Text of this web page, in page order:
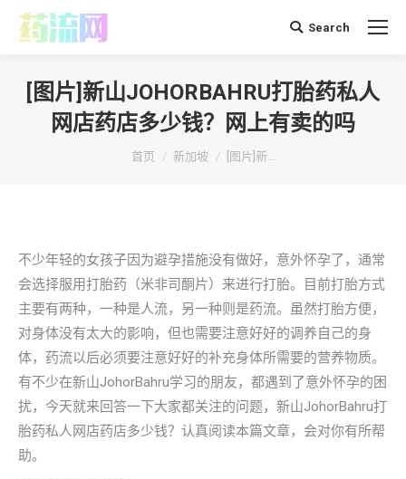
搜 Search
[图片]新山JOHORBAHRU打胎药私人
网店药店多少钱？网上有卖的吗
你在这里：
首页 新加坡 [图片]新…
不少年轻的女孩子因为避孕措施没有做好，意外怀孕了，通常
会选择服用打胎药（米非司酮片）来进行打胎。目前打胎方式
主要有两种，一种是人流，另一种则是药流。虽然打胎方便，
对身体没有太大的影响，但也需要注意好好的调养自己的身
体，药流以后必须要注意好好的补充身体所需要的营养物质。
有不少在新山JohorBahru学习的朋友，都遇到了意外怀孕的困
扰，今天就来回答一下大家都关注的问题，新山JohorBahru打
胎药私人网店药店多少钱？认真阅读本篇文章，会对你有所帮
助。